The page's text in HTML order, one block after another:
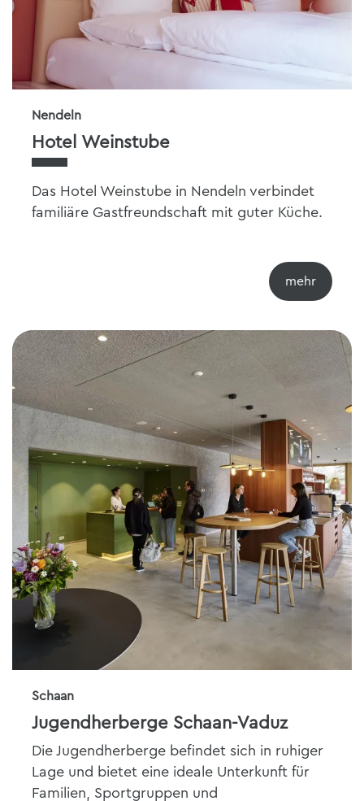
Nendeln
Hotel Weinstube
Das Hotel Weinstube in Nendeln verbindet
familiäre Gastfreundschaft mit guter Küche.
Schaan
Jugendherberge Schaan-Vaduz
Die Jugendherberge befindet sich in ruhiger
Lage und bietet eine ideale Unterkunft für
Familien, Sportgruppen und